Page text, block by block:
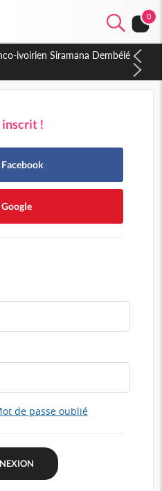
0
ivoirien Siramana Dembélé
inscrit !
de passe oublié